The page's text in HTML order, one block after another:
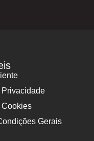
Cookies
Gerais